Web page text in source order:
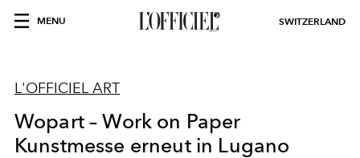
MENU SWITZERLAND
L'OFFICIEL ART
Wopart – Work on Paper
Kunstmesse erneut in Lugano